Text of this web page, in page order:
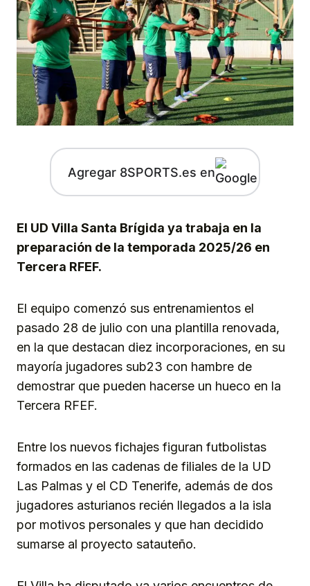
Agregar 8SPORTS.es en
El UD Villa Santa Brígida ya trabaja en la
preparación de la temporada 2025/26 en
Tercera RFEF.
El equipo comenzó sus entrenamientos el
pasado 28 de julio con una plantilla renovada,
en la que destacan diez incorporaciones, en su
mayoría jugadores sub23 con hambre de
demostrar que pueden hacerse un hueco en la
Tercera RFEF.
Entre los nuevos fichajes figuran futbolistas
formados en las cadenas de filiales de la UD
Las Palmas y el CD Tenerife, además de dos
jugadores asturianos recién llegados a la isla
por motivos personales y que han decidido
sumarse al proyecto satauteño.